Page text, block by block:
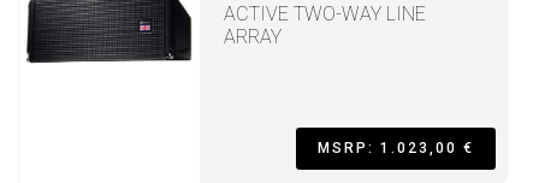
ACTIVE TWO-WAY LINE
ARRAY
MSRP: 1.023,00 €